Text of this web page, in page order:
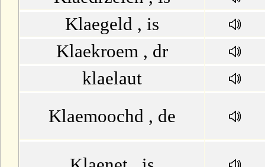
Klaegeld , is
Klaekroem , dr
klaelaut
Klaemoochd , de